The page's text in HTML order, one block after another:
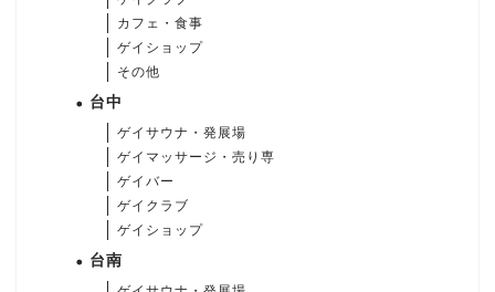
カフェ・食事
ゲイショップ
その他
台中
ゲイサウナ・発展場
ゲイマッサージ・売り専
ゲイバー
ゲイクラブ
ゲイショップ
台南